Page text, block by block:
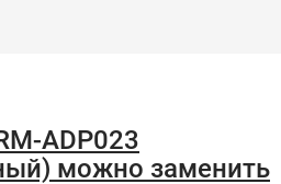
ADP023
можно заменить